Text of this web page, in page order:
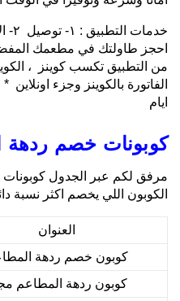
احجز طاولتك في مطعمك
ايام
كوبونات خصم ردهة
مرفق لكم عبر الجدول
الكوبون اللي يخصم اكثر نسبة
العنوان
كوبون خصم ردهة
كوبون ردهة المطاعم